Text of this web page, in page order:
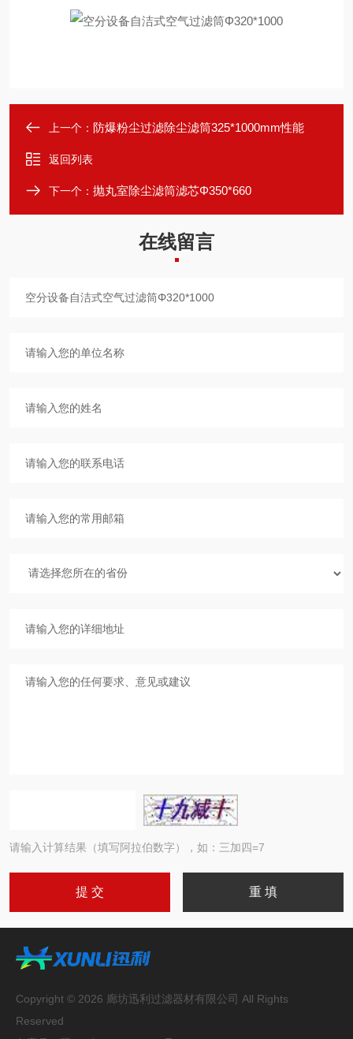
上一个： 防爆粉尘过滤除尘滤筒325*1000mm性能
返回列表
下一个： 抛丸室除尘滤筒滤芯Φ‌350*660
在线留言
请输入计算结果（填写阿拉伯数字），如：三加四=7
Copyright © 2026 廊坊迅利过滤器材有限公司 All Rights
Reserved